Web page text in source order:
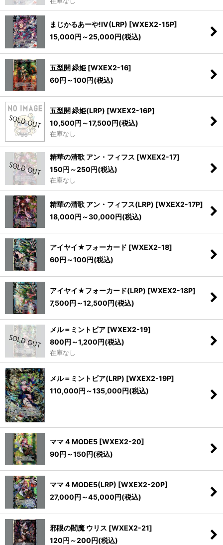
まじかるあーや!IV(LRP) [WXEX2-15P]
15,000円 ～25,000円(税込)
五型開 緑姫 [WXEX2-16]
60円 ～100円(税込)
五型開 緑姫(LRP) [WXEX2-16P]
10,500円 ～17,500円(税込)
在庫なし
精華の清歌 アン・フィフス [WXEX2-17]
150円 ～250円(税込)
在庫なし
精華の清歌 アン・フィフス(LRP) [WXEX2-17P]
18,000円 ～30,000円(税込)
アイヤイ★フォーカード [WXEX2-18]
60円 ～100円(税込)
アイヤイ★フォーカード(LRP) [WXEX2-18P]
7,500円 ～12,500円(税込)
メル＝ミントビア [WXEX2-19]
800円 ～1,200円(税込)
在庫なし
メル＝ミントビア(LRP) [WXEX2-19P]
110,000円 ～135,000円(税込)
ママ 4 MODE5 [WXEX2-20]
90円 ～150円(税込)
ママ 4 MODE5(LRP) [WXEX2-20P]
27,000円 ～45,000円(税込)
邪眼の閻魔 ウリス [WXEX2-21]
120円 ～200円(税込)